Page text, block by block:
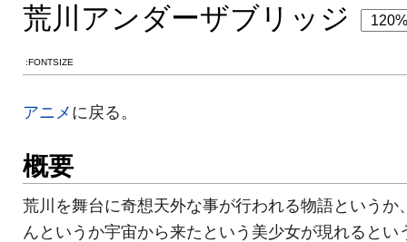
荒川アンダーザブリッジ
:FONTSIZE
アニメに戻る。
概要
荒川を舞台に奇想天外な事が行われる物語というか
んというか宇宙から来たという美少女が現れるとい